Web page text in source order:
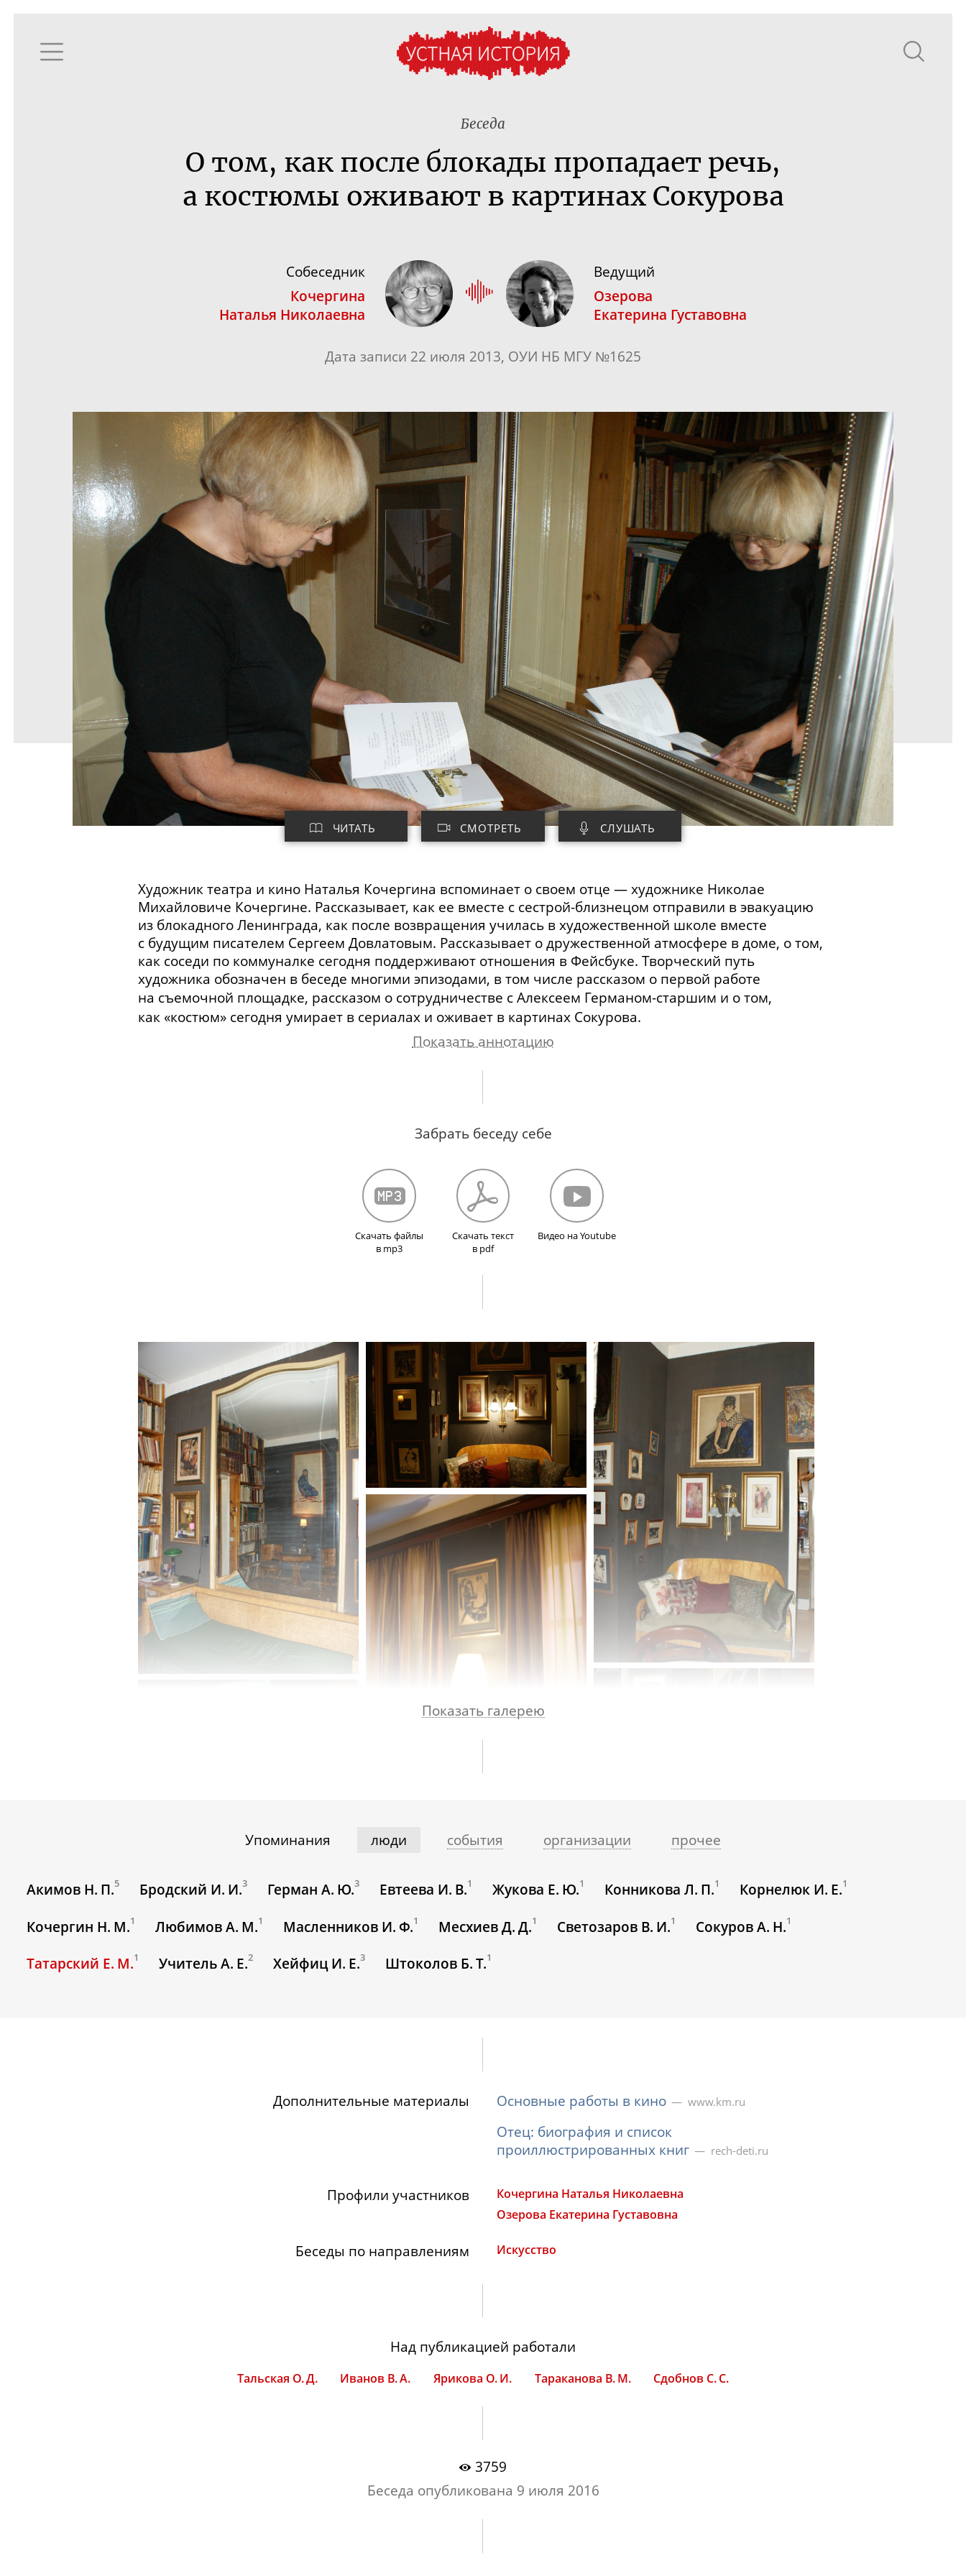
Беседа
О том, как после блокады пропадает речь,
а костюмы оживают в картинах Сокурова
Собеседник
Кочергина
Наталья Николаевна
Ведущий
Озерова
Екатерина Густавовна
Дата записи 22 июля 2013, ОУИ НБ МГУ №1625
ЧИТАТЬ СМОТРЕТЬ СЛУШАТЬ
Художник театра и кино Наталья Кочергина вспоминает о своем отце — художнике Николае
Михайловиче Кочергине. Рассказывает, как ее вместе с сестрой-близнецом отправили в эвакуацию
из блокадного Ленинграда, как после возвращения училась в художественной школе вместе
с будущим писателем Сергеем Довлатовым. Рассказывает о дружественной атмосфере в доме, о том,
как соседи по коммуналке сегодня поддерживают отношения в Фейсбуке. Творческий путь
художника обозначен в беседе многими эпизодами, в том числе рассказом о первой работе
на съемочной площадке, рассказом о сотрудничестве с Алексеем Германом-старшим и о том,
как «костюм» сегодня умирает в сериалах и оживает в картинах Сокурова.
Первые годы жизни: блокада и эвакуация. Возвращение из эвакуации:
гример. Становление художника: театр, дизайн, кино. Первые шаги в кино: ассистент художника
по костюмам на Ленфильме. Недовольство современными костюмерами и художниками. Работа
в сериалах. Работа с Александром Сокуровым. Работа с Ириной Евтеевой.
Показать аннотацию
Забрать беседу себе
Скачать файлы
в mp3
Скачать текст
в pdf
Видео на Youtube
Показать галерею
Упоминания люди события организации прочее
Акимов Н. П.5 Бродский И. И.3 Герман А. Ю.3 Евтеева И. В.1 Жукова Е. Ю.1 Конникова Л. П.1 Корнелюк И. Е.1
Кочергин Н. М.1 Любимов А. М.1 Масленников И. Ф.1 Месхиев Д. Д.1 Светозаров В. И.1 Сокуров А. Н.1
Татарский Е. М.1 Учитель А. Е.2 Хейфиц И. Е.3 Штоколов Б. Т.1
Дополнительные материалы Основные работы в кино www.km.ru
Отец: биография и список
проиллюстрированных книг
rech-deti.ru
Профили участников
Кочергина Наталья Николаевна
Озерова Екатерина Густавовна
Беседы по направлениям Искусство
Над публикацией работали
Тальская О. Д. Иванов В. А. Ярикова О. И. Тараканова В. М. Сдобнов С. С.
3759
Беседа опубликована 9 июля 2016